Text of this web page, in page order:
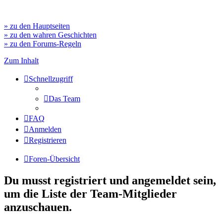
» zu den Hauptseiten
» zu den wahren Geschichten
» zu den Forums-Regeln
Zum Inhalt
Schnellzugriff
Das Team
FAQ
Anmelden
Registrieren
Foren-Übersicht
Du musst registriert und angemeldet sein,
um die Liste der Team-Mitglieder
anzuschauen.